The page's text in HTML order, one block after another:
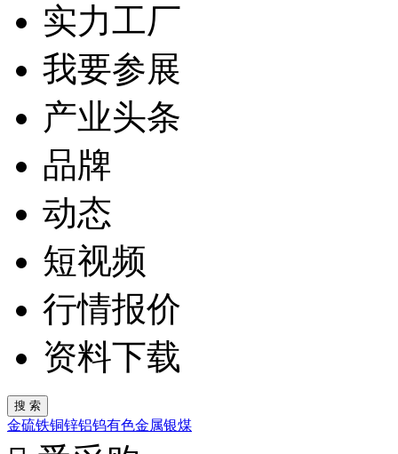
实力工厂
我要参展
产业头条
品牌
动态
短视频
行情报价
资料下载
金硫铁铜锌铝钨有色金属银煤